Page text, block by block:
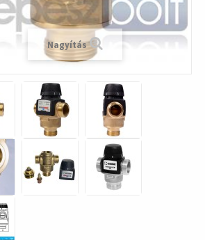
Nagyítás